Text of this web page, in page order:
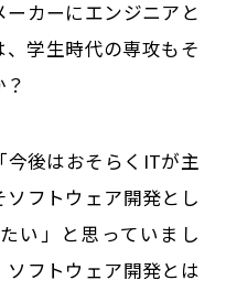
ーカーにエンジニアと
学生時代の専攻もそ
後はおそらくITが主
フトウェア開発とし
い」と思っていまし
フトウェア開発とは